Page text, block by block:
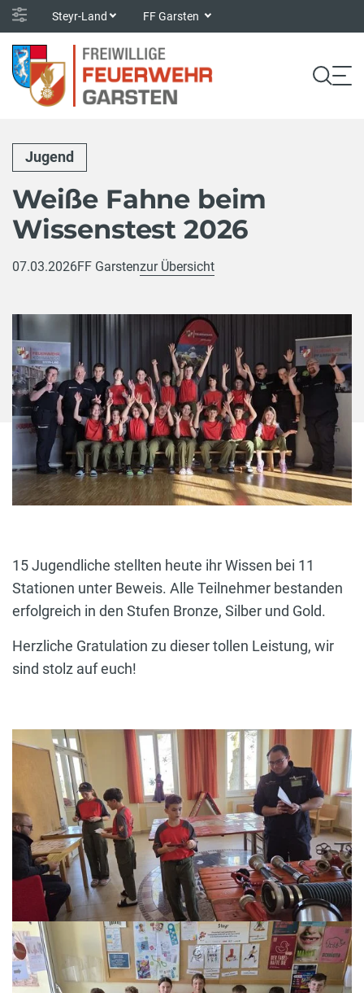
Steyr-Land FF Garsten
Jugend
Weiße Fahne beim
Wissenstest 2026
07.03.2026FF Garstenzur Übersicht
15 Jugendliche stellten heute ihr Wissen bei 11
Stationen unter Beweis. Alle Teilnehmer bestanden
erfolgreich in den Stufen Bronze, Silber und Gold.
Herzliche Gratulation zu dieser tollen Leistung, wir
sind stolz auf euch!